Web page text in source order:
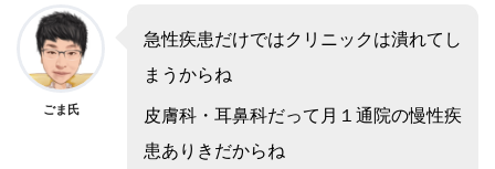
ごま氏
急性疾患だけではクリニックは潰れてし
まうからね
皮膚科・耳鼻科だって月１通院の慢性疾
患ありきだからね